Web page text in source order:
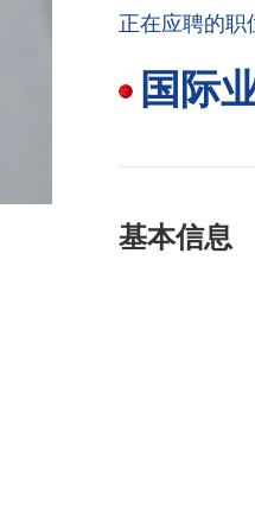
正在应聘的职
国际
基本信息